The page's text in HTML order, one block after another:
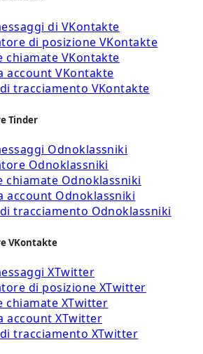
di VKontakte
di posizione VKontakte
chiamate VKontakte
account VKontakte
tracciamento VKontakte
Tinder
Odnoklassniki
Odnoklassniki
chiamate Odnoklassniki
account Odnoklassniki
tracciamento Odnoklassniki
VKontakte
XTwitter
di posizione XTwitter
chiamate XTwitter
account XTwitter
tracciamento XTwitter